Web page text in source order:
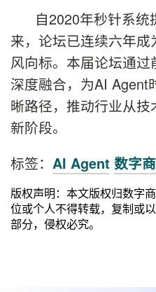
自2020年秒针系统
来，论坛已连续六年
风向标。本届论坛通
深度融合，为AI Agent
晰路径，推动行业从
新阶段。
标签： AI Agent 数字
版权声明：本文版权归数字
位或个人不得转载，复制或
部分，侵权必究。